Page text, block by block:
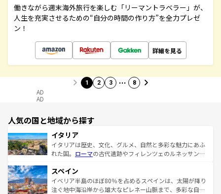
働きながら週末海外旅行を楽しむ「リーマントラベラー」が、
人生を充実させるための“自分の時間の作り方”を全力プレゼ
ン！
詳細を見る
1 2 3 … 8
AD
AD
人気の国と地域から探す
イタリア
イタリアは歴史、文化、グルメ、自然と多彩な魅力にあふ
れた国。 ローマの古代遺跡やフィレンツェのルネッサンス
ろん、トスカーナの美しい田園風景やアマルフィ海岸の絶
景など、自然景観も見逃せない。観光の合間には、本場の
ピザやパスタなど、絶品のイタリア料理を堪能することも
スペイン
イベリア半島のほぼ80％を占めるスペインは、太陽が降り
注ぐ地中海沿岸から雄大なピレネー山脈まで、多彩な自然